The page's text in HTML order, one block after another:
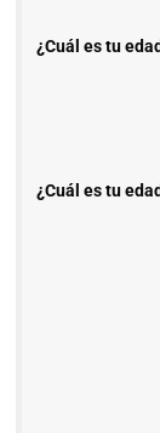
¿Cuál es tu
¿Cuál es tu